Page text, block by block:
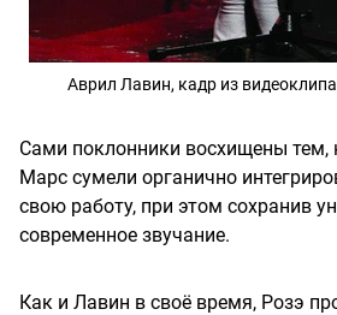
Аврил Лавин, кадр из
Сами поклонники восхищены тем,
Марс сумели органично
свою работу, при этом сохранив
современное звучание.
Как и Лавин в своё время, Розэ